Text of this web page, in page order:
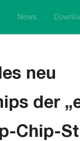
News
neu
der
Chip-